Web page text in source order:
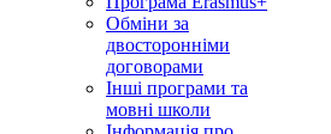
Обміни за
двосторонніми
договорами
Інші програми та
мовні школи